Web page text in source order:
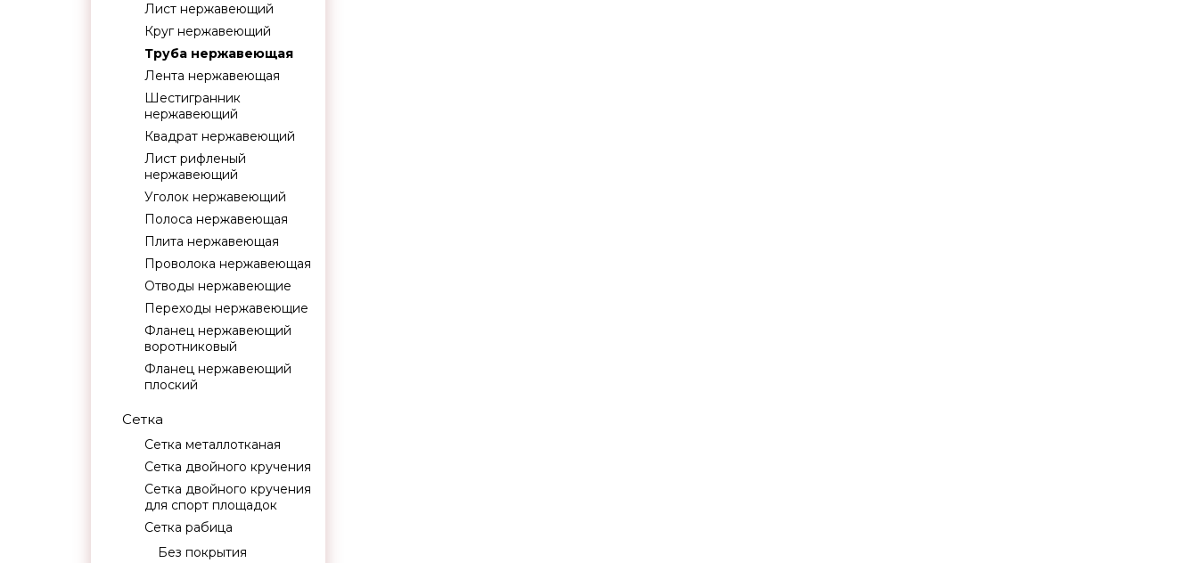
Лист нержавеющий
Круг нержавеющий
Труба нержавеющая
Лента нержавеющая
Шестигранник
нержавеющий
Квадрат нержавеющий
Лист рифленый
нержавеющий
Уголок нержавеющий
Полоса нержавеющая
Плита нержавеющая
Проволока нержавеющая
Отводы нержавеющие
Переходы нержавеющие
Фланец нержавеющий
воротниковый
Фланец нержавеющий
плоский
Сетка
Сетка металлотканая
Сетка двойного кручения
Сетка двойного кручения
для спорт площадок
Сетка рабица
Без покрытия